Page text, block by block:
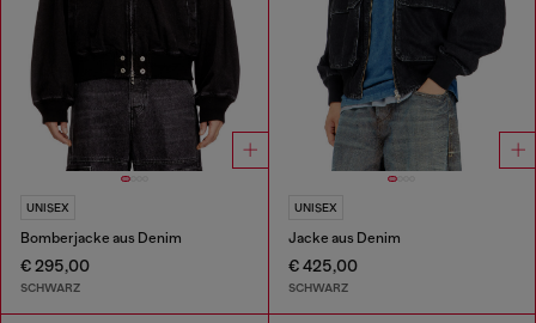
UNISEX
Bomberjacke aus Denim
€ 295,00
SCHWARZ
UNISEX
Jacke aus Denim
€ 425,00
SCHWARZ